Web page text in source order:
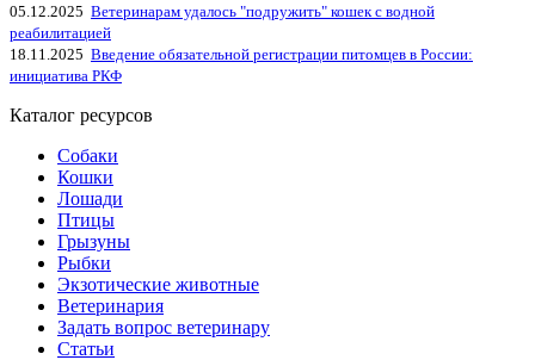
05.12.2025 Ветеринарам удалось "подружить" кошек с водной
реабилитацией
18.11.2025 Введение обязательной регистрации питомцев в России:
инициатива РКФ
Каталог ресурсов
Собаки
Кошки
Лошади
Птицы
Грызуны
Рыбки
Экзотические животные
Ветеринария
Задать вопрос ветеринару
Статьи